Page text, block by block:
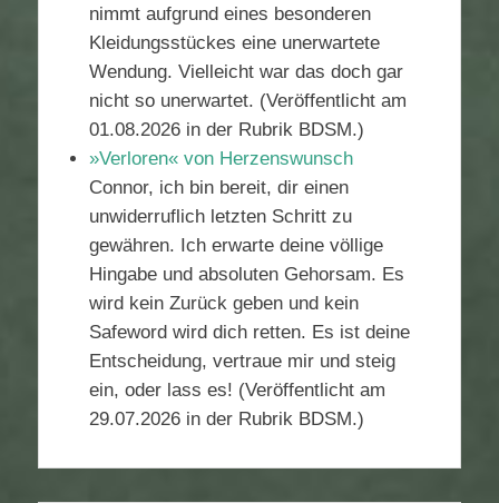
nimmt aufgrund eines besonderen
Kleidungsstückes eine unerwartete
Wendung. Vielleicht war das doch gar
nicht so unerwartet. (Veröffentlicht am
01.08.2026 in der Rubrik BDSM.)
»Verloren« von Herzenswunsch
Connor, ich bin bereit, dir einen
unwiderruflich letzten Schritt zu
gewähren. Ich erwarte deine völlige
Hingabe und absoluten Gehorsam. Es
wird kein Zurück geben und kein
Safeword wird dich retten. Es ist deine
Entscheidung, vertraue mir und steig
ein, oder lass es! (Veröffentlicht am
29.07.2026 in der Rubrik BDSM.)